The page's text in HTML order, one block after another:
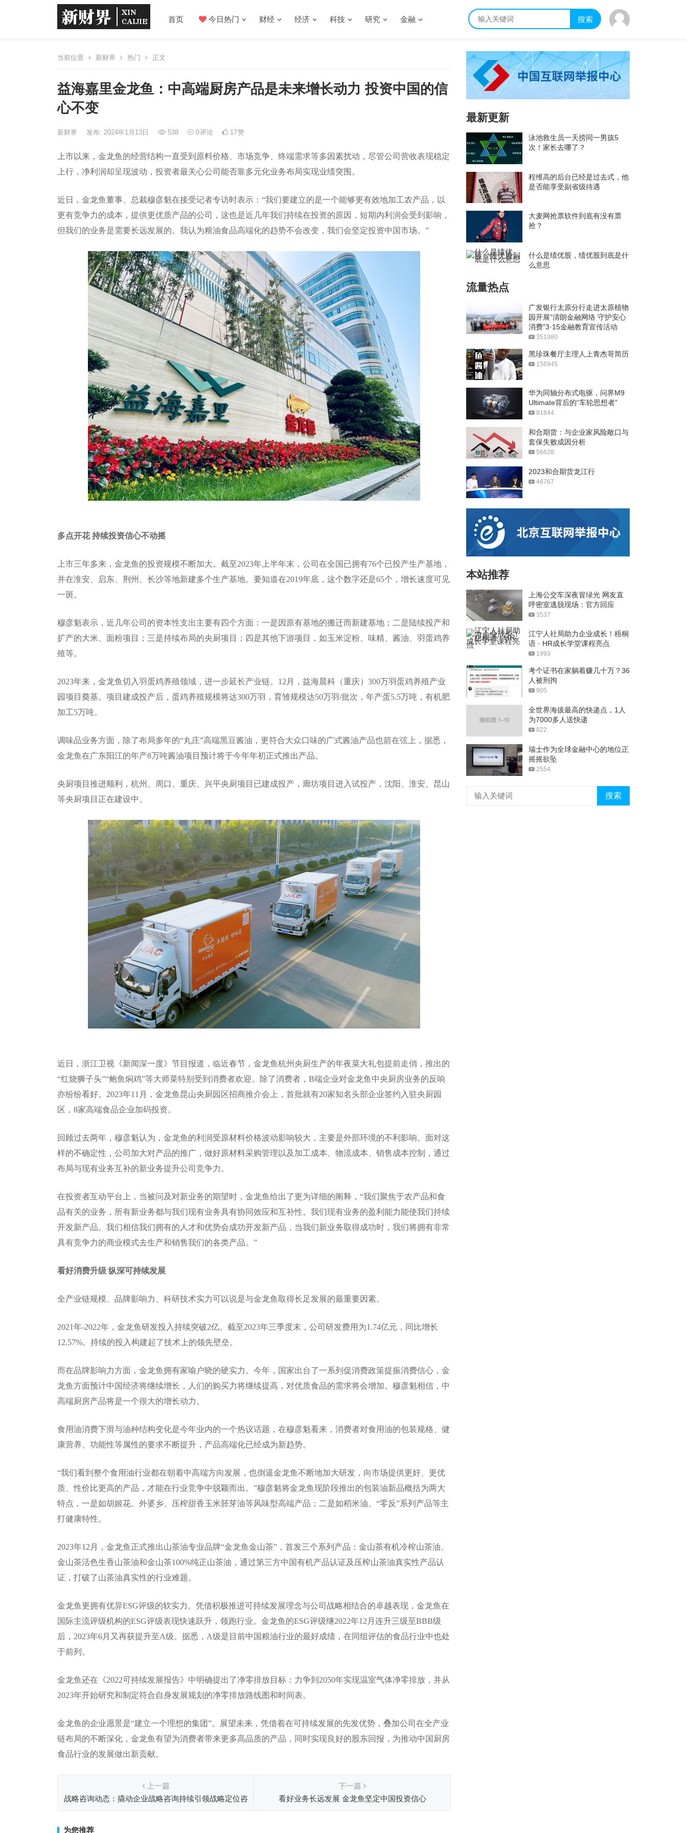
首页 今日热门 财经 经济 科技 研究 金融 搜索
当前位置 新财界 热门 正文
益海嘉里金龙鱼：中高端厨房产品是未来增长动力 投资中国的信
心不变
新财界 发布: 2024年1月13日 538 0评论 17赞
上市以来，金龙鱼的经营结构一直受到原料价格、市场竞争、终端需求等多因素扰动，尽管公司营收表现稳定
上行，净利润却呈现波动，投资者最关心公司能否靠多元化业务布局实现业绩突围。
近日，金龙鱼董事、总裁穆彦魁在接受记者专访时表示：“我们要建立的是一个能够更有效地加工农产品，以
更有竞争力的成本，提供更优质产品的公司，这也是近几年我们持续在投资的原因，短期内利润会受到影响，
但我们的业务是需要长远发展的。我认为粮油食品高端化的趋势不会改变，我们会坚定投资中国市场。”
多点开花 持续投资信心不动摇
上市三年多来，金龙鱼的投资规模不断加大。截至2023年上半年末，公司在全国已拥有76个已投产生产基地，
并在淮安、启东、荆州、长沙等地新建多个生产基地。要知道在2019年底，这个数字还是65个，增长速度可见
一斑。
穆彦魁表示，近几年公司的资本性支出主要有四个方面：一是因原有基地的搬迁而新建基地；二是陆续投产和
扩产的大米、面粉项目；三是持续布局的央厨项目；四是其他下游项目，如玉米淀粉、味精、酱油、羽蛋鸡养
殖等。
2023年来，金龙鱼切入羽蛋鸡养殖领域，进一步延长产业链。12月，益海晨科（重庆）300万羽蛋鸡养殖产业
园项目奠基。项目建成投产后，蛋鸡养殖规模将达300万羽，育雏规模达50万羽/批次，年产蛋5.5万吨，有机肥
加工5万吨。
调味品业务方面，除了布局多年的“丸庄”高端黑豆酱油，更符合大众口味的广式酱油产品也箭在弦上，据悉，
金龙鱼在广东阳江的年产8万吨酱油项目预计将于今年年初正式推出产品。
央厨项目推进顺利，杭州、周口、重庆、兴平央厨项目已建成投产，廊坊项目进入试投产，沈阳、淮安、昆山
等央厨项目正在建设中。
近日，浙江卫视《新闻深一度》节目报道，临近春节，金龙鱼杭州央厨生产的年夜菜大礼包提前走俏，推出的
“红烧狮子头”“鲍鱼焖鸡”等大师菜特别受到消费者欢迎。除了消费者，B端企业对金龙鱼中央厨房业务的反响
亦纷纷看好。2023年11月，金龙鱼昆山央厨园区招商推介会上，首批就有20家知名头部企业签约入驻央厨园
区，8家高端食品企业加码投资。
回顾过去两年，穆彦魁认为，金龙鱼的利润受原材料价格波动影响较大，主要是外部环境的不利影响。面对这
样的不确定性，公司加大对产品的推广，做好原材料采购管理以及加工成本、物流成本、销售成本控制，通过
布局与现有业务互补的新业务提升公司竞争力。
在投资者互动平台上，当被问及对新业务的期望时，金龙鱼给出了更为详细的阐释，“我们聚焦于农产品和食
品有关的业务，所有新业务都与我们现有业务具有协同效应和互补性。我们现有业务的盈利能力能使我们持续
开发新产品。我们相信我们拥有的人才和优势会成功开发新产品，当我们新业务取得成功时，我们将拥有非常
具有竞争力的商业模式去生产和销售我们的各类产品。”
看好消费升级 纵深可持续发展
全产业链规模、品牌影响力、科研技术实力可以说是与金龙鱼取得长足发展的最重要因素。
2021年-2022年，金龙鱼研发投入持续突破2亿。截至2023年三季度末，公司研发费用为1.74亿元，同比增长
12.57%。持续的投入构建起了技术上的领先壁垒。
而在品牌影响力方面，金龙鱼拥有家喻户晓的硬实力。今年，国家出台了一系列促消费政策提振消费信心，金
龙鱼方面预计中国经济将继续增长，人们的购买力将继续提高，对优质食品的需求将会增加。穆彦魁相信，中
高端厨房产品将是一个很大的增长动力。
食用油消费下滑与油种结构变化是今年业内的一个热议话题，在穆彦魁看来，消费者对食用油的包装规格、健
康营养、功能性等属性的要求不断提升，产品高端化已经成为新趋势。
“我们看到整个食用油行业都在朝着中高端方向发展，也倒逼金龙鱼不断地加大研发，向市场提供更好、更优
质、性价比更高的产品，才能在行业竞争中脱颖而出。”穆彦魁将金龙鱼现阶段推出的包装油新品概括为两大
特点，一是如胡姬花、外婆乡、压榨甜香玉米胚芽油等风味型高端产品；二是如稻米油、“零反”系列产品等主
打健康特性。
2023年12月，金龙鱼正式推出山茶油专业品牌“金龙鱼金山茶”，首发三个系列产品：金山茶有机冷榨山茶油、
金山茶活色生香山茶油和金山茶100%纯正山茶油，通过第三方中国有机产品认证及压榨山茶油真实性产品认
证，打破了山茶油真实性的行业难题。
金龙鱼更拥有优异ESG评级的软实力。凭借积极推进可持续发展理念与公司战略相结合的卓越表现，金龙鱼在
国际主流评级机构的ESG评级表现快速跃升，领跑行业。金龙鱼的ESG评级继2022年12月连升三级至BBB级
后，2023年6月又再获提升至A级。据悉，A级是目前中国粮油行业的最好成绩，在同组评估的食品行业中也处
于前列。
金龙鱼还在《2022可持续发展报告》中明确提出了净零排放目标：力争到2050年实现温室气体净零排放，并从
2023年开始研究和制定符合自身发展规划的净零排放路线图和时间表。
金龙鱼的企业愿景是“建立一个理想的集团”。展望未来，凭借着在可持续发展的先发优势，叠加公司在全产业
链布局的不断深化，金龙鱼有望为消费者带来更多高品质的产品，同时实现良好的股东回报，为推动中国厨房
食品行业的发展做出新贡献。
上一篇
战略咨询动态：撬动企业战略咨询持续引领战略定位咨
下一篇
看好业务长远发展 金龙鱼坚定中国投资信心
为您推荐
最新更新
泳池救生员一天捞同一男孩5
次！家长去哪了？
程维高的后台已经是过去式，他
是否能享受副省级待遇
大麦网抢票软件到底有没有票
抢？
什么是绩优股，绩优股到底是什
么意思
流量热点
广发银行太原分行走进太原植物
园开展“清朗金融网络 守护安心
消费”3·15金融教育宣传活动
351980
黑珍珠餐厅主理人上青杰哥简历
156945
华为同轴分布式电驱，问界M9
Ultimate背后的“车轮思想者”
81844
和合期货：与企业家风险敞口与
套保失败成因分析
56628
2023和合期货龙江行
46767
本站推荐
上海公交车深夜冒绿光 网友直
呼密室逃脱现场：官方回应
3537
江宁人社局助力企业成长！梧桐
语 · HR成长学堂课程亮点
1993
考个证书在家躺着赚几十万？36
人被刑拘
905
全世界海拔最高的快递点，1人
为7000多人送快递
822
瑞士作为全球金融中心的地位正
摇摇欲坠
2554
搜索